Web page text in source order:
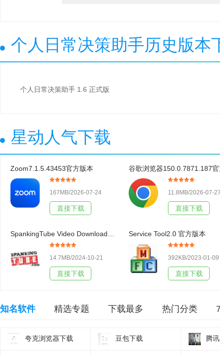
个人日常决策助手历史版本
个人日常决策助手 1.6 正式版
星动人气下载
Zoom7.1.5.43453官方版本
167MB/2026-07-24
直接下载
11.8MB/2026-07-
直接下载
14.7MB/2024-10-21
直接下载
Service Tool2.0 官方版本
392KB/2023-01-09
直接下载
知名软件 精选专题 下载最多 热门分类
夸克浏览器下载 豆包下载 腾